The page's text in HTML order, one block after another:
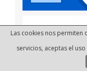
Las cookies nos permiten
servicios, aceptas el